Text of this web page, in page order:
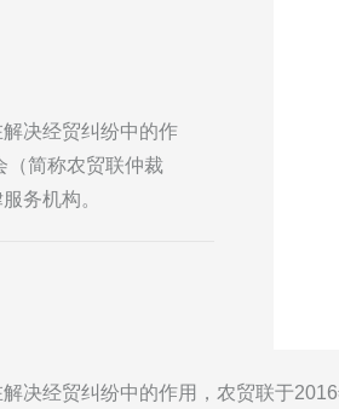
决经贸纠纷中的作
（简称农贸联仲裁
务机构。
决经贸纠纷中的作用，农贸联于